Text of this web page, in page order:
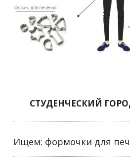
СТУДЕНЧЕСКИЙ
Ищем: формочки для